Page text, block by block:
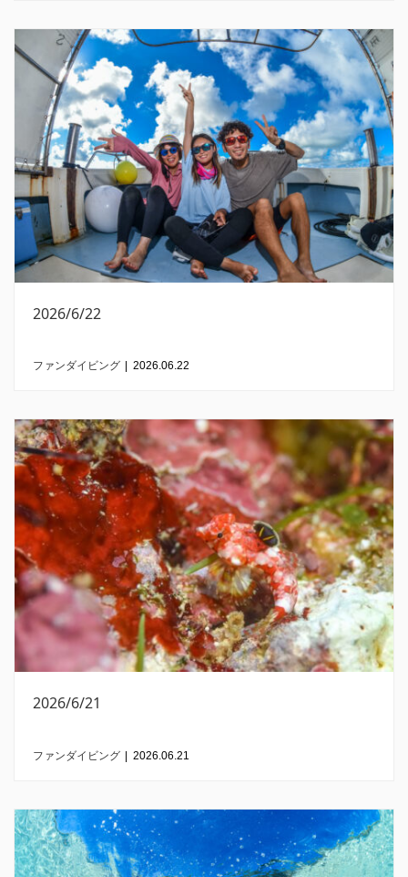
2026/6/22
ファンダイビング 2026.06.22
2026/6/21
ファンダイビング | 2026.06.21